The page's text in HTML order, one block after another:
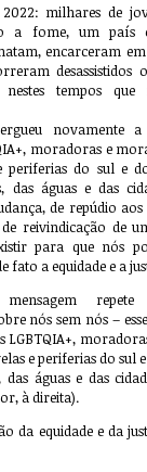
milhares de
a fome, um país
encarceram
desassistidos
nestes tempos
novamente
moradoras e
periferias do sul e
das águas e das
de repúdio
de reivindicação de
para que nós
fato a equidade e a
nós sem nós –
LGBTQIA+,
e periferias do sul
águas e das
à direita).
da equidade e da